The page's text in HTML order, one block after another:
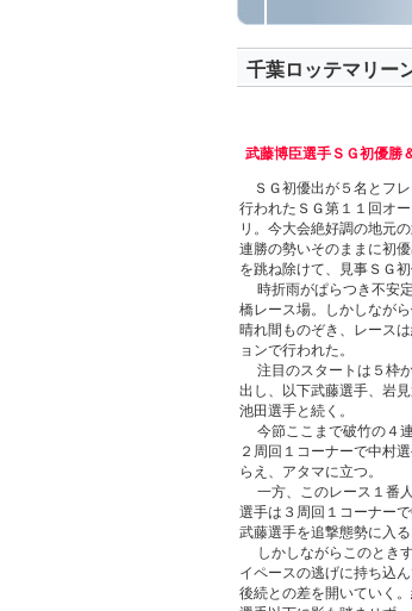
千葉ロッテマリー
武藤博臣選手ＳＧ初優勝
ＳＧ初優出が５名とフ
行われたＳＧ第１１回オ
リ。今大会絶好調の地元
連勝の勢いそのままに初
を跳ね除けて、見事ＳＧ初
時折雨がぱらつき不安
橋レース場。しかしなが
晴れ間ものぞき、レース
ョンで行われた。
注目のスタートは５枠
出し、以下武藤選手、岩見
池田選手と続く。
今節ここまで破竹の４連
２周回１コーナーで中村
らえ、アタマに立つ。
一方、このレース１番
選手は３周回１コーナーで
武藤選手を追撃態勢に入る
しかしながらこのとき
イペースの逃げに持ち込
後続との差を開いていく